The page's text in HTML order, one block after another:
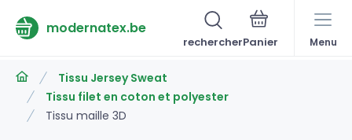
modernatex.be
rechercher Menu
Tissu Jersey Sweat
Tissu filet en coton et polyester
Tissu maille 3D